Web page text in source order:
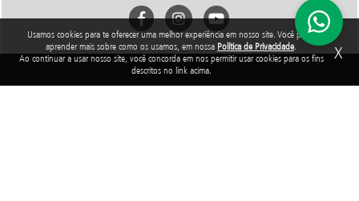
Usamos cookies para te oferecer uma melhor experiência em nosso site. Você pode
aprender mais sobre como os usamos, em nossa Política de Privacidade.
Ao continuar a usar nosso site, você concorda em nos permitir usar cookies para os fins
descritos no link acima.
X